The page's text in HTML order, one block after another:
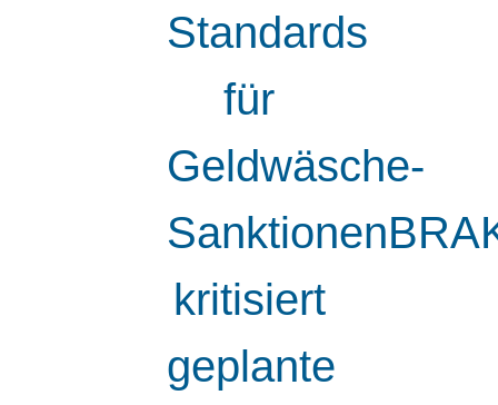
Standards
für
Geldwäsche-
kritisiert
geplante